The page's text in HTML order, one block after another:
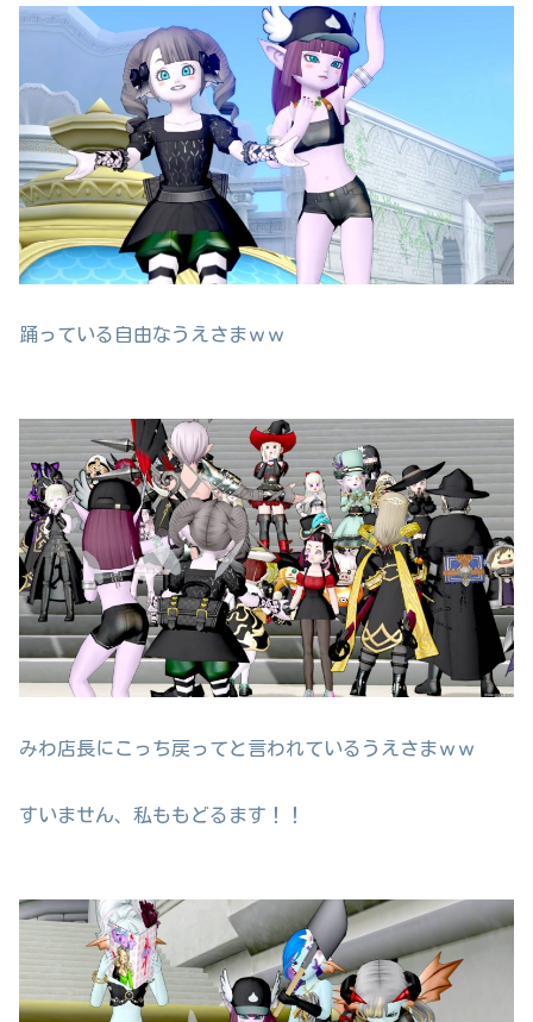
踊っている自由なうえさまｗｗ
みわ店長にこっち戻ってと言われているうえさまｗｗ
すいません、私ももどるます！！